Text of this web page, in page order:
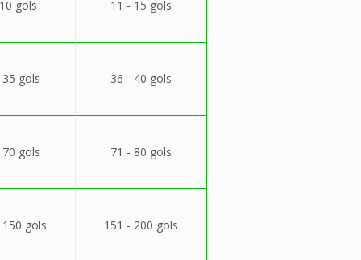
gols 11 - 15 gols
gols 36 - 40 gols
gols 71 - 80 gols
gols 151 - 200 gols